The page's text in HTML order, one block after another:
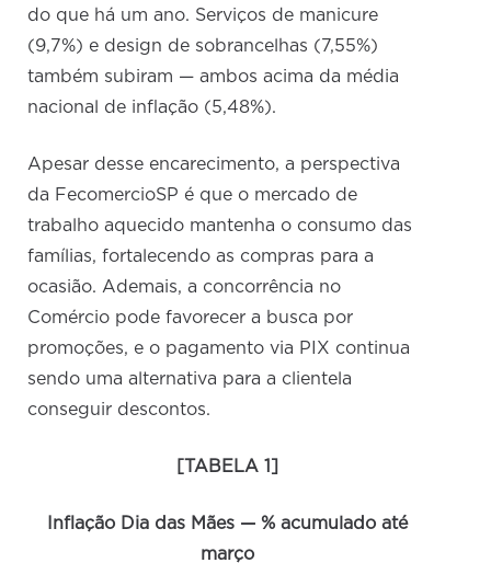
do que há um ano. Serviços de manicure
(9,7%) e design de sobrancelhas (7,55%)
também subiram — ambos acima da média
nacional de inflação (5,48%).
Apesar desse encarecimento, a perspectiva
da FecomercioSP é que o mercado de
trabalho aquecido mantenha o consumo das
famílias, fortalecendo as compras para a
ocasião. Ademais, a concorrência no
Comércio pode favorecer a busca por
promoções, e o pagamento via PIX continua
sendo uma alternativa para a clientela
conseguir descontos.
[TABELA 1]
Inflação Dia das Mães — % acumulado até
março